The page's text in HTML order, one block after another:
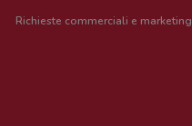
Richieste commerciali e marketing